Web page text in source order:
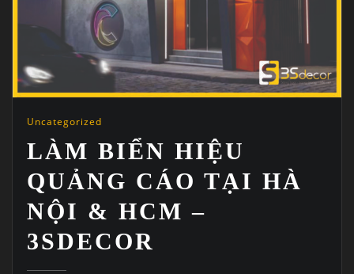
Uncategorized
LÀM BIỂN HIỆU
QUẢNG CÁO TẠI HÀ
NỘI & HCM –
3SDECOR